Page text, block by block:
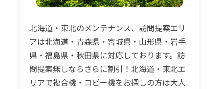
北海道・東北のメンテナンス、訪問提案エリ
アは北海道・青森県・宮城県・山形県・岩手
県・福島県・秋田県に対応しております。訪
問提案無しならさらに割引！北海道・東北エ
リアで複合機・コピー機をお探しの方は大人